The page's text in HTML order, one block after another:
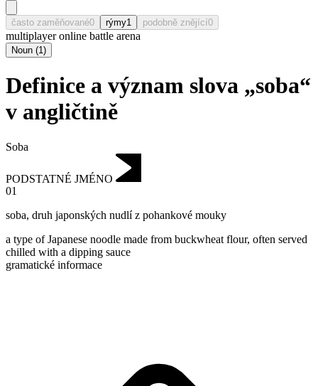
často zaměňované0 rýmy1 podobně znějící0
multiplayer online battle arena
Noun (1)
Definice a význam slova „soba“
v angličtině
Soba
PODSTATNÉ JMÉNO
01
soba, druh japonských nudlí z pohankové mouky
a type of Japanese noodle made from buckwheat flour, often served
chilled with a dipping sauce
gramatické informace